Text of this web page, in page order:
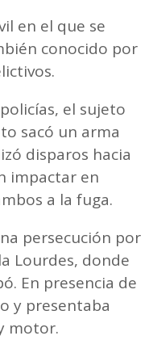
en el que se
conocido por
el sujeto
sacó un arma
disparos hacia
impactar en
a la fuga.
persecución por
Lourdes, donde
En presencia de
y presentaba
motor.